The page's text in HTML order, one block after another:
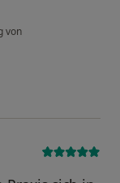
von